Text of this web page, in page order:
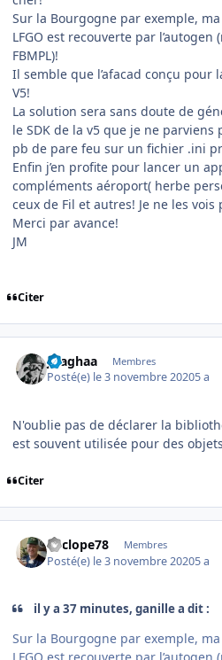
Sur la Bourgogne par exemple,
LFGO est recouverte par
FBMPL)!
Il semble que l’afacad conçu pour
V5!
La solution sera sans doute de
le SDK de la v5 que je ne
pb de pare feu sur un fichier .ini
Enfin j’en profite pour lancer un
compléments aéroport( herbe
ceux de Fil et autres! Je ne les vois
Merci par avance!
JM
Citer
jlsaghaa Membres
Posté(e) le 3 novembre 20205 a
N'oublie pas de déclarer la
est souvent utilisée pour des
Citer
Cyclope78 Membres
Posté(e) le 3 novembre 20205 a
il y a 37 minutes, ganille a dit :
Sur la Bourgogne par exemple,